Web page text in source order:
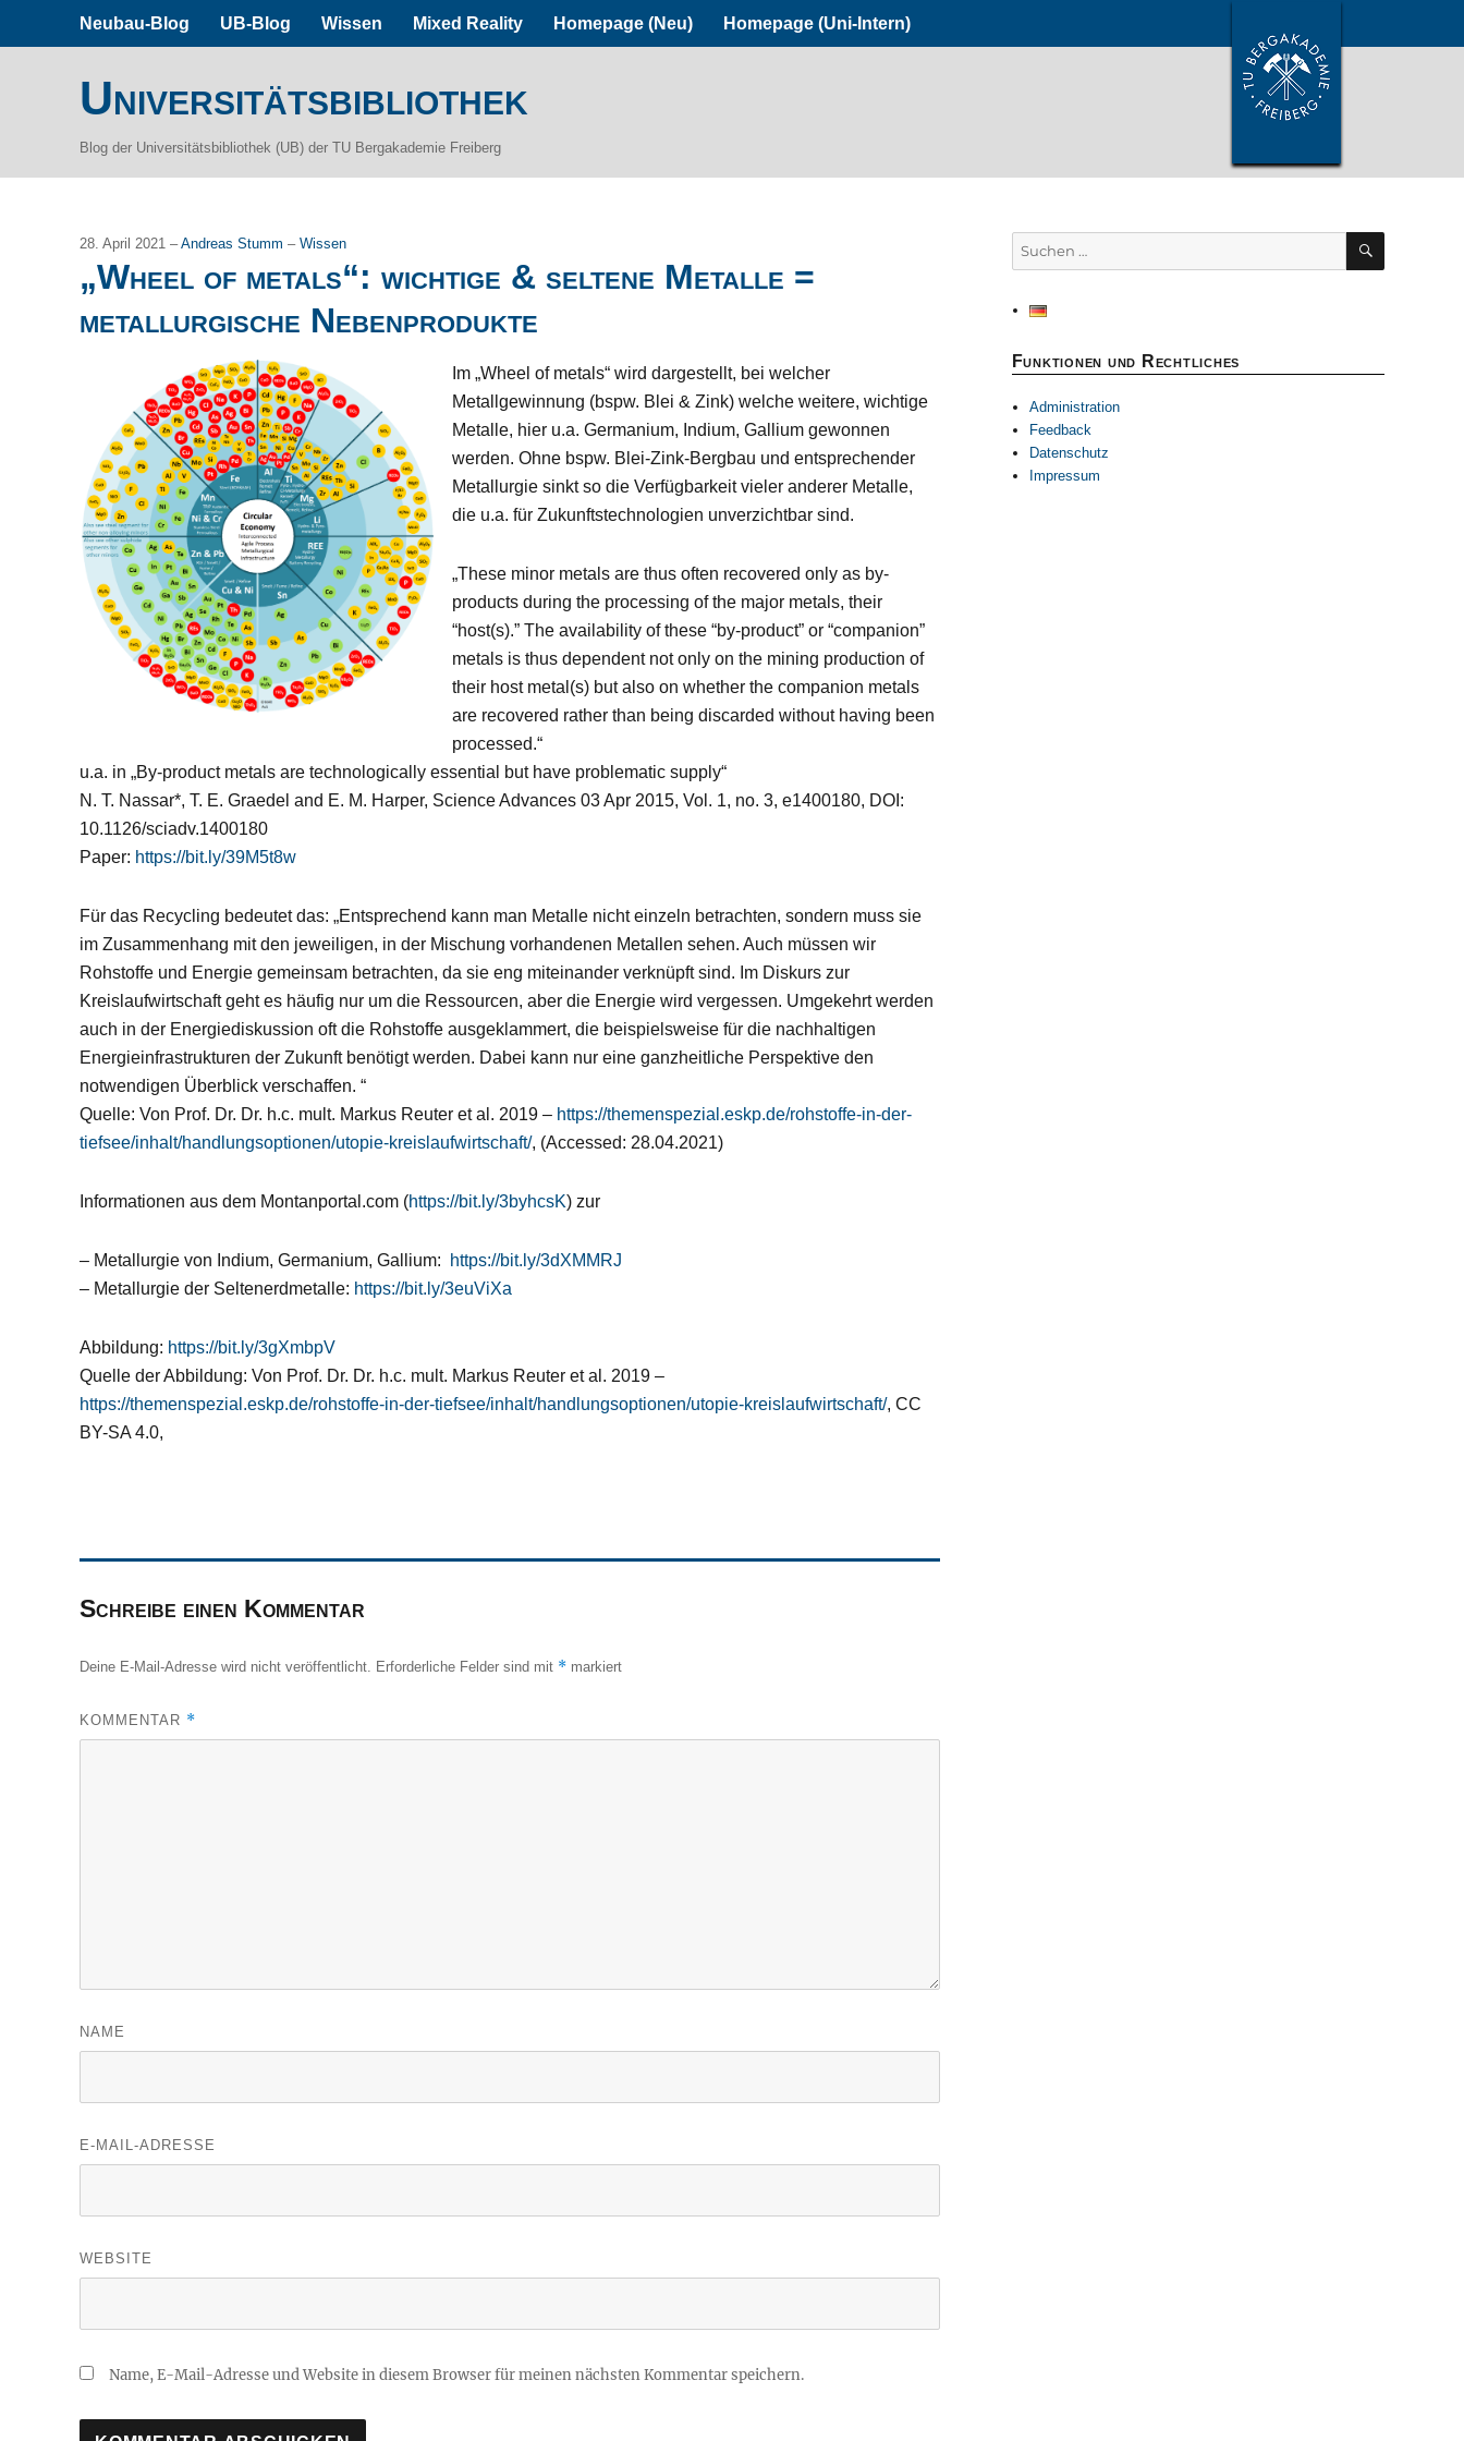
Neubau-Blog UB-Blog Wissen Mixed Reality Homepage (Neu) Homepage (Uni-Intern)
Universitätsbibliothek
Blog der Universitätsbibliothek (UB) der TU Bergakademie Freiberg
28. April 2021 –Andreas Stumm–Wissen
„Wheel of metals“: wichtige & seltene Metalle =
metallurgische Nebenprodukte
Im „Wheel of metals“ wird dargestellt, bei welcher
Metallgewinnung (bspw. Blei & Zink) welche weitere, wichtige
Metalle, hier u.a. Germanium, Indium, Gallium gewonnen
werden. Ohne bspw. Blei-Zink-Bergbau und entsprechender
Metallurgie sinkt so die Verfügbarkeit vieler anderer Metalle,
die u.a. für Zukunftstechnologien unverzichtbar sind.
„These minor metals are thus often recovered only as by-
products during the processing of the major metals, their
“host(s).” The availability of these “by-product” or “companion”
metals is thus dependent not only on the mining production of
their host metal(s) but also on whether the companion metals
are recovered rather than being discarded without having been
processed.“
u.a. in „By-product metals are technologically essential but have problematic supply“
N. T. Nassar*, T. E. Graedel and E. M. Harper, Science Advances 03 Apr 2015, Vol. 1, no. 3, e1400180, DOI:
10.1126/sciadv.1400180
Paper: https://bit.ly/39M5t8w
Für das Recycling bedeutet das: „Entsprechend kann man Metalle nicht einzeln betrachten, sondern muss sie
im Zusammenhang mit den jeweiligen, in der Mischung vorhandenen Metallen sehen. Auch müssen wir
Rohstoffe und Energie gemeinsam betrachten, da sie eng miteinander verknüpft sind. Im Diskurs zur
Kreislaufwirtschaft geht es häufig nur um die Ressourcen, aber die Energie wird vergessen. Umgekehrt werden
auch in der Energiediskussion oft die Rohstoffe ausgeklammert, die beispielsweise für die nachhaltigen
Energieinfrastrukturen der Zukunft benötigt werden. Dabei kann nur eine ganzheitliche Perspektive den
notwendigen Überblick verschaffen. “
Quelle: Von Prof. Dr. Dr. h.c. mult. Markus Reuter et al. 2019 – https://themenspezial.eskp.de/rohstoffe-in-der-
tiefsee/inhalt/handlungsoptionen/utopie-kreislaufwirtschaft/, (Accessed: 28.04.2021)
Informationen aus dem Montanportal.com (https://bit.ly/3byhcsK) zur
– Metallurgie von Indium, Germanium, Gallium:
https://bit.ly/3dXMMRJ
– Metallurgie der Seltenerdmetalle: https://bit.ly/3euViXa
Abbildung: https://bit.ly/3gXmbpV
Quelle der Abbildung: Von Prof. Dr. Dr. h.c. mult. Markus Reuter et al. 2019 –
https://themenspezial.eskp.de/rohstoffe-in-der-tiefsee/inhalt/handlungsoptionen/utopie-kreislaufwirtschaft/, CC
BY-SA 4.0,
Schreibe einen Kommentar
Deine E-Mail-Adresse wird nicht veröffentlicht. Erforderliche Felder sind mit * markiert
KOMMENTAR *
NAME
E-MAIL-ADRESSE
WEBSITE
Name, E-Mail-Adresse und Website in diesem Browser für meinen nächsten Kommentar speichern.
Suchen
nach:
SUCHEN
Funktionen und Rechtliches
Administration
Feedback
Datenschutz
Impressum